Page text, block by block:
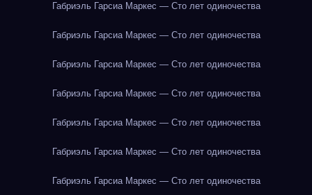
Габриэль Гарсиа Маркес — Сто лет одиночества
Габриэль Гарсиа Маркес — Сто лет одиночества
Габриэль Гарсиа Маркес — Сто лет одиночества
Габриэль Гарсиа Маркес — Сто лет одиночества
Габриэль Гарсиа Маркес — Сто лет одиночества
Габриэль Гарсиа Маркес — Сто лет одиночества
Габриэль Гарсиа Маркес — Сто лет одиночества